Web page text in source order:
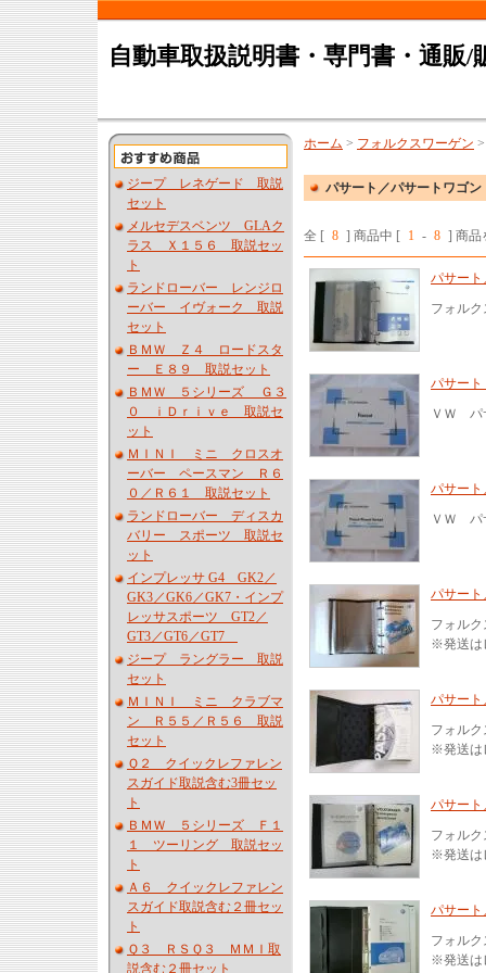
自動車取扱説明書・専門書・通販/
ジープ レネゲード 取説
セット
メルセデスベンツ GLAク
ラス Ｘ１５６ 取説セッ
ト
ランドローバー レンジロ
ーバー イヴォーク 取説
セット
ＢＭＷ Ｚ４ ロードスタ
ー Ｅ８９ 取説セット
ＢＭＷ ５シリーズ Ｇ３
０ ｉＤｒｉｖｅ 取説セ
ット
ＭＩＮＩ ミニ クロスオ
ーバー ペースマン Ｒ６
０／Ｒ６１ 取説セット
ランドローバー ディスカ
バリー スポーツ 取説セ
ット
インプレッサ G4 GK2／
GK3／GK6／GK7・インプ
レッサスポーツ GT2／
GT3／GT6／GT7
ジープ ラングラー 取説
セット
ＭＩＮＩ ミニ クラブマ
ン Ｒ５５／Ｒ５６ 取説
セット
Ｑ２ クイックレファレン
スガイド取説含む3冊セッ
ト
ＢＭＷ ５シリーズ Ｆ１
１ ツーリング 取説セッ
ト
Ａ６ クイックレファレン
スガイド取説含む２冊セッ
ト
Ｑ３ ＲＳＱ３ ＭＭＩ取
説含む２冊セット
ホーム > フォルクスワーゲン
パサート／パサートワゴン
全 [ 8 ] 商品中 [ 1 - 8 ] 商品
パサート
フォル
パサー
ＶＷ パ
パサー
ＶＷ パ
パサート
フォル
※発送は
パサート
フォル
※発送は
パサート
フォル
※発送は
パサート
フォル
※発送は